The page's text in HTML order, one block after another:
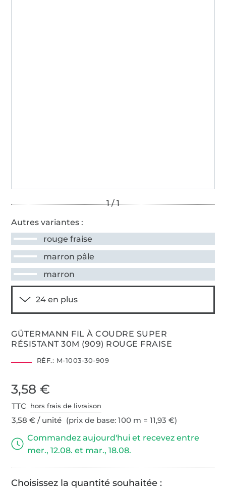
Autres variantes :
rouge fraise
marron pâle
marron
GÜTERMANN FIL À COUDRE SUPER
RÉSISTANT 30M (909) ROUGE FRAISE
RÉF.: M-1003-30-909
3,58 €
TTC hors frais de livraison
3,58 € / unité (prix de base: 100 m = 11,93 €)
Commandez aujourd'hui et recevez entre
mer., 12.08. et mar., 18.08.
Choisissez la quantité souhaitée :